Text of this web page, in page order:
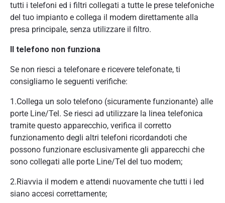
tutti i telefoni ed i filtri collegati a tutte le prese telefoniche
del tuo impianto e collega il modem direttamente alla
presa principale, senza utilizzare il filtro.
Il telefono non funziona
Se non riesci a telefonare e ricevere telefonate, ti
consigliamo le seguenti verifiche:
1.Collega un solo telefono (sicuramente funzionante) alle
porte Line/Tel. Se riesci ad utilizzare la linea telefonica
tramite questo apparecchio, verifica il corretto
funzionamento degli altri telefoni ricordandoti che
possono funzionare esclusivamente gli apparecchi che
sono collegati alle porte Line/Tel del tuo modem;
2.Riavvia il modem e attendi nuovamente che tutti i led
siano accesi correttamente;